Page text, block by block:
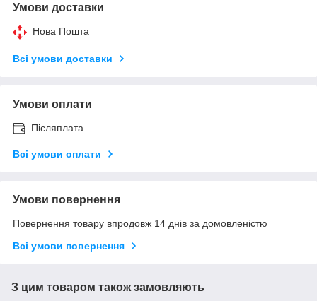
Умови доставки
Нова Пошта
Всі умови доставки
Умови оплати
Післяплата
Всі умови оплати
Умови повернення
Повернення товару впродовж 14 днів за домовленістю
Всі умови повернення
З цим товаром також замовляють